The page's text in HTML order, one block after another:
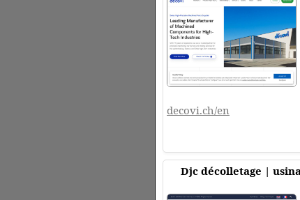
decovi.ch/en
Djc décolletage |